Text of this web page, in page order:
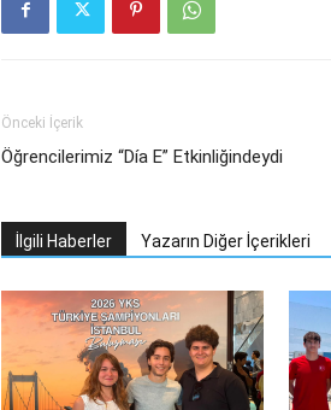
Önceki İçerik
Öğrencilerimiz “Día E” Etkinliğindeydi
İlgili Haberler Yazarın Diğer İçerikleri